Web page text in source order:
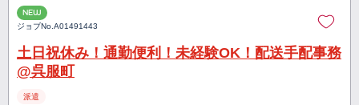
NEW
ジョブNo.A01491443
土日祝休み！通勤便利！未経験OK！配送手配事務
@呉服町
派遣